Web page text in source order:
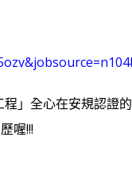
」全心在安規認證
喔!!!